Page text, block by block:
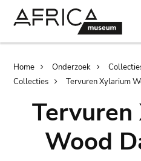
Breadcrumb
Home Onderzoek
Collecties
Tervuren Xylarium
Wood